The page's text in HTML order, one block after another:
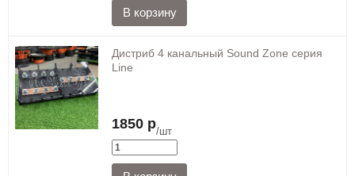
Дистриб 4 канальный Sound Zone серия
Line
1850 р/шт